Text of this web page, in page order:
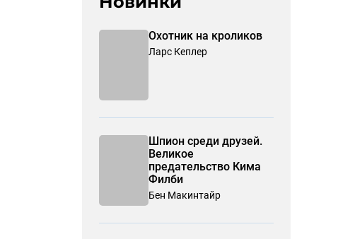
Охотник на кроликов
Ларс Кеплер
Шпион среди друзей.
Великое
предательство Кима
Филби
Бен Макинтайр